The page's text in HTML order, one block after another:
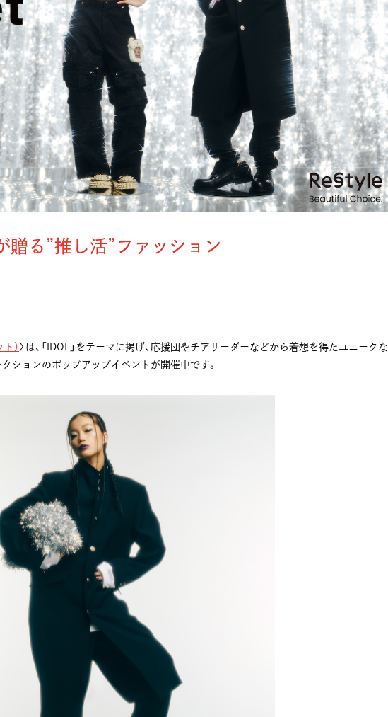
贈る”推し活”ファッション
） 〉は、「IDOL」をテーマに掲げ、応援団やチアリーダーなどから着想を得たユニークな
ションのポップアップイベントが開催中です。